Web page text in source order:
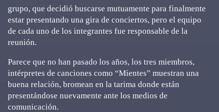
grupo, que decidió buscarse mutuamente para finalmente
estar presentando una gira de conciertos, pero el equipo
de cada uno de los integrantes fue responsable de la
reunión.
Parece que no han pasado los años, los tres miembros,
intérpretes de canciones como “Mientes” muestran una
buena relación, bromean en la tarima donde están
presentándose nuevamente ante los medios de
comunicación.